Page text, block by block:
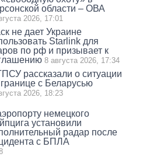
области – ОВА
2026, 17:01
не дает Украине
Starlink для
по рф и призывает к
8 августа 2026, 17:34
рассказали о ситуации
с Беларусью
2026, 18:23
немецкого
установили
радар после
с БПЛА